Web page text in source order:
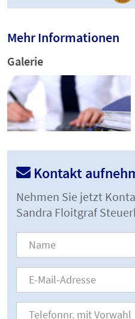
Mehr Informationen
Galerie
Kontakt
Nehmen Sie jetzt
Sandra Floitgraf